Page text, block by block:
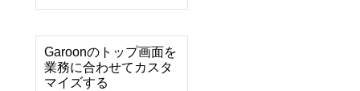
Garoonのトップ画面を
業務に合わせてカスタ
マイズする